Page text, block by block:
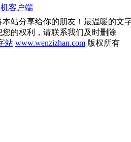
客户端
站分享给你的朋友！最温暖的文
的权利，请联系我们及时删除
站 www.wenzizhan.com 版权所有